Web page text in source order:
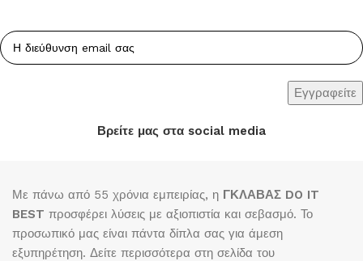
Βρείτε μας στα social media
Με πάνω από 55 χρόνια εμπειρίας, η ΓΚΛΑΒΑΣ DO IT
BEST προσφέρει λύσεις με αξιοπιστία και σεβασμό. Το
προσωπικό μας είναι πάντα δίπλα σας για άμεση
εξυπηρέτηση. Δείτε περισσότερα στη σελίδα του